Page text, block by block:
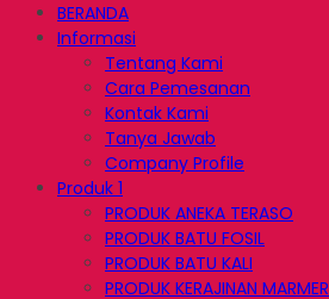
BERANDA
Informasi
Tentang Kami
Cara Pemesanan
Kontak Kami
Tanya Jawab
Company Profile
Produk 1
PRODUK ANEKA TERASO
PRODUK BATU FOSIL
PRODUK BATU KALI
PRODUK KERAJINAN MARMER